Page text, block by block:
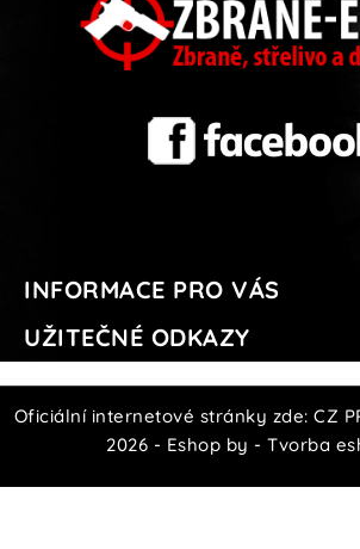
INFORMACE PRO VÁS
UŽITEČNÉ ODKAZY
Oficiální internetové stránky zde:CZ
2026 - Eshop by - Tvorba